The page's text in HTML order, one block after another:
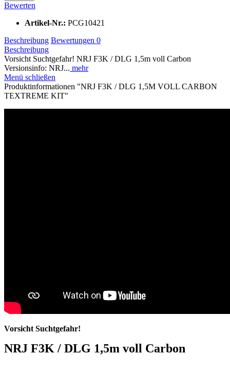
Bewerten
Artikel-Nr.: PCG10421
Beschreibung Bewertungen 0
Beschreibung
Vorsicht Suchtgefahr! NRJ F3K / DLG 1,5m voll Carbon
Versionsinfo: NRJ... mehr
Menü schließen
Produktinformationen "NRJ F3K / DLG 1,5M VOLL CARBON
TEXTREME KIT"
Vorsicht Suchtgefahr!
NRJ F3K / DLG 1,5m voll Carbon